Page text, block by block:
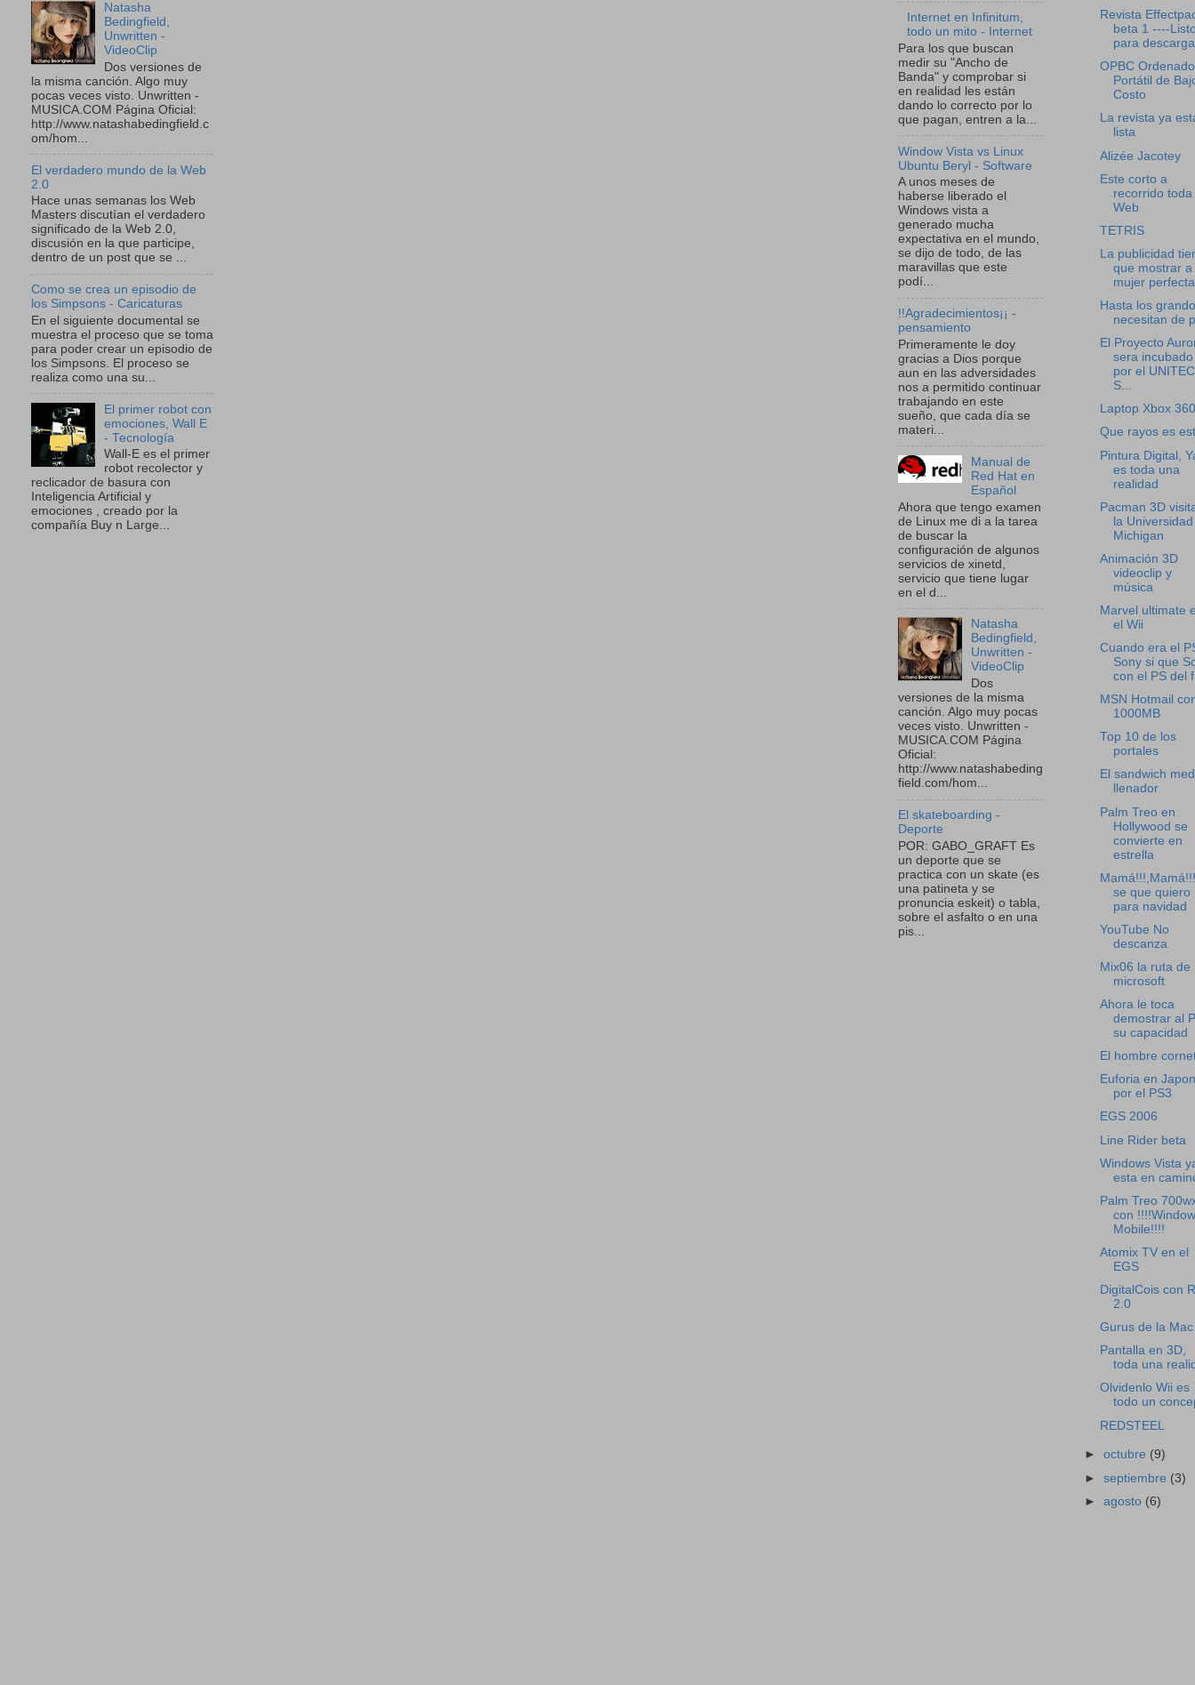
Natasha
Bedingfield,
Unwritten -
VideoClip
Dos versiones de
la misma canción. Algo muy
pocas veces visto. Unwritten -
MUSICA.COM Página Oficial:
http://www.natashabedingfield.c
om/hom...
El verdadero mundo de la Web
2.0
Hace unas semanas los Web
Masters discutían el verdadero
significado de la Web 2.0,
discusión en la que participe,
dentro de un post que se ...
Como se crea un episodio de
los Simpsons - Caricaturas
En el siguiente documental se
muestra el proceso que se toma
para poder crear un episodio de
los Simpsons. El proceso se
realiza como una su...
El primer robot con
emociones, Wall E
- Tecnología
Wall-E es el primer
robot recolector y
reclicador de basura con
Inteligencia Artificial y
emociones , creado por la
compañía Buy n Large...
Internet en Infinitum,
todo un mito - Internet
Para los que buscan
medir su "Ancho de
Banda" y comprobar si
en realidad les están
dando lo correcto por lo
que pagan, entren a la...
Window Vista vs Linux
Ubuntu Beryl - Software
A unos meses de
haberse liberado el
Windows vista a
generado mucha
expectativa en el mundo,
se dijo de todo, de las
maravillas que este
podí...
!!Agradecimientos¡¡ -
pensamiento
Primeramente le doy
gracias a Dios porque
aun en las adversidades
nos a permitido continuar
trabajando en este
sueño, que cada día se
materi...
Manual de
Red Hat en
Español
Ahora que tengo examen
de Linux me di a la tarea
de buscar la
configuración de algunos
servicios de xinetd,
servicio que tiene lugar
en el d...
Natasha
Bedingfield,
Unwritten -
VideoClip
Dos
versiones de la misma
canción. Algo muy pocas
veces visto. Unwritten -
MUSICA.COM Página
Oficial:
http://www.natashabeding
field.com/hom...
El skateboarding -
Deporte
POR: GABO_GRAFT Es
un deporte que se
practica con un skate (es
una patineta y se
pronuncia eskeit) o tabla,
sobre el asfalto o en una
pis...
Revista
beta 1 ----
para
OPBC
Portátil de
Costo
La revista ya
lista
Alizée Jacotey
Este corto a
recorrido toda
Web
TETRIS
La publicidad
que mostrar a
mujer perfecta
Hasta los
necesitan de
El Proyecto
sera incubado
por el
S...
Laptop Xbox 360
Que rayos es
Pintura Digital,
es toda una
realidad
Pacman 3D
la
Michigan
Animación 3D
videoclip y
música
Marvel ultimate
el Wii
Cuando era el
Sony si que
con el PS del
MSN Hotmail
1000MB
Top 10 de los
portales
El sandwich
llenador
Palm Treo en
Hollywood se
convierte en
estrella
se que quiero
para navidad
YouTube No
descanza
Mix06 la ruta de
microsoft
Ahora le toca
demostrar al
su capacidad
El hombre
Euforia en Japon
por el PS3
EGS 2006
Line Rider beta
Windows Vista
esta en
Palm Treo
con
Mobile!!!!
Atomix TV en el
EGS
DigitalCois con
2.0
Gurus de la Mac
Pantalla en 3D,
toda una
Olvidenlo Wii es
todo un
REDSTEEL
►octubre (9)
►septiembre (3)
►agosto (6)